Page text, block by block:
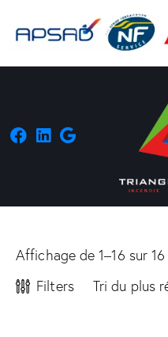
Affichage de 1–16 sur
Filters